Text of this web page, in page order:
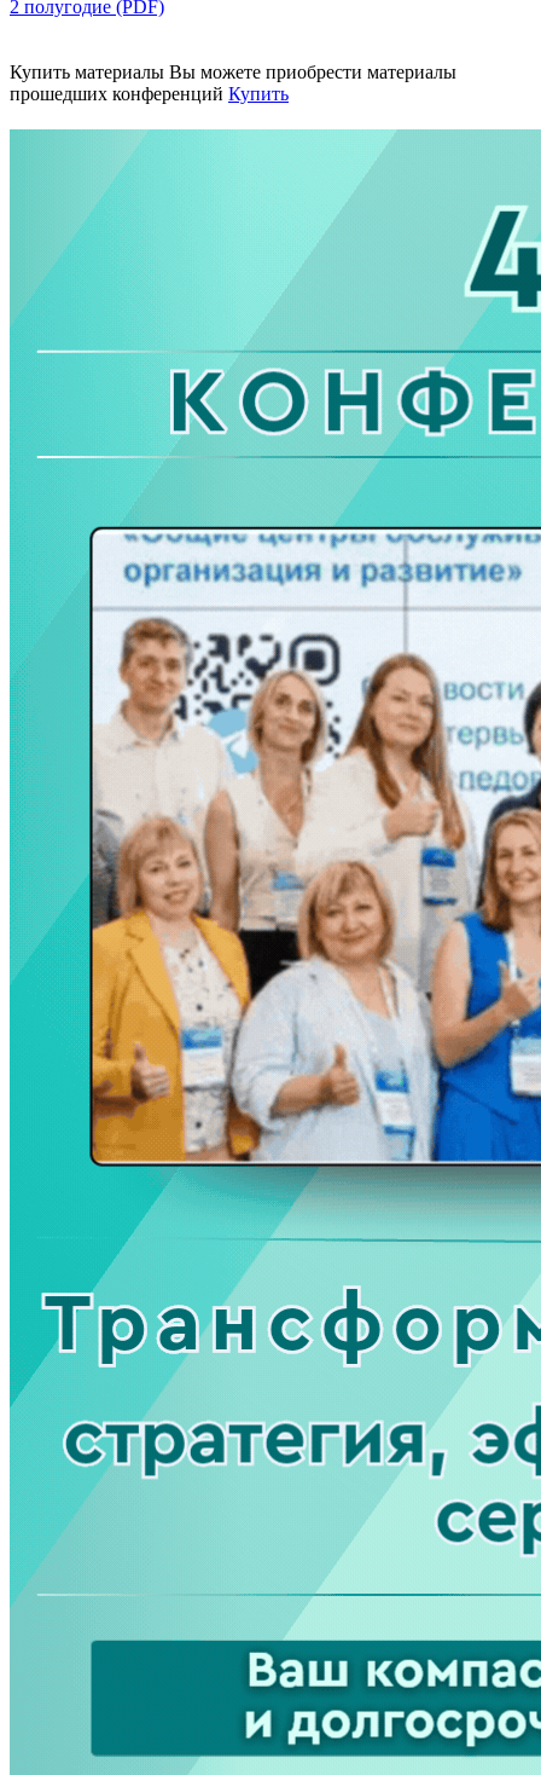
2 полугодие (PDF)
Купить материалы Вы можете приобрести материалы
прошедших конференций Купить